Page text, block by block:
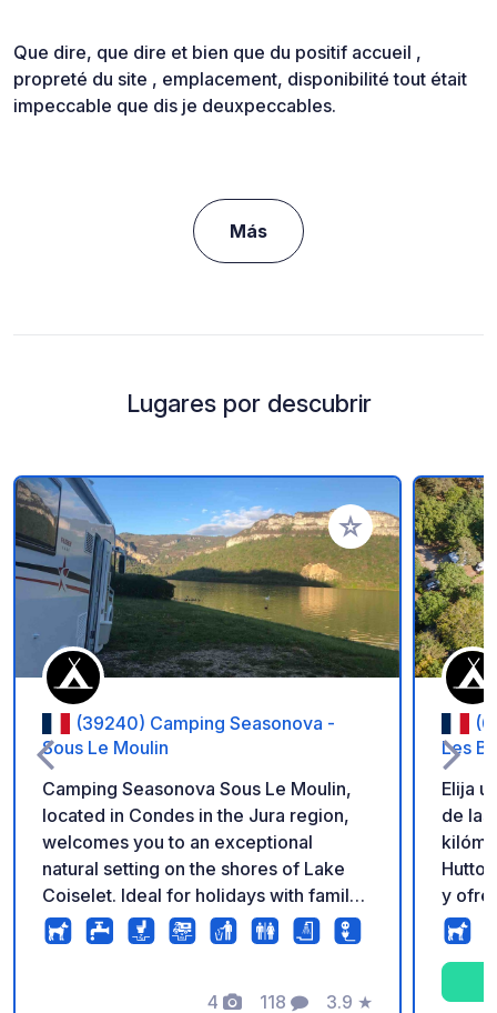
Que dire, que dire et bien que du positif accueil ,
propreté du site , emplacement, disponibilité tout était
impeccable que dis je deuxpeccables.
Más
Lugares por descubrir
Añadir a tus
(39240) Camping Seasonova -
Sous Le Moulin
Camping Seasonova Sous Le Moulin,
located in Condes in the Jura region,
welcomes you to an exceptional
natural setting on the shores of Lake
Coiselet. Ideal for holidays with family
or friends, this campsite offers
comfortable pitches and
swimming pool, and easy access to
4 118 3.9 ★
Les
Elija
de las
y
un
en las